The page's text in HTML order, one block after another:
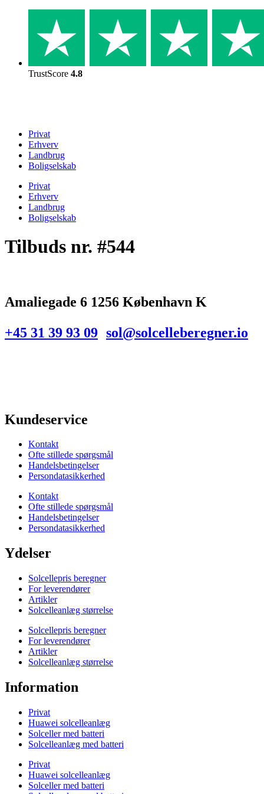
TrustScore 4.8
Privat
Erhverv
Landbrug
Boligselskab
Privat
Erhverv
Landbrug
Boligselskab
Tilbuds nr. #544
Amaliegade 6 1256 København K
+45 31 39 93 09 sol@solcelleberegner.io
Kundeservice
Kontakt
Ofte stillede spørgsmål
Handelsbetingelser
Persondatasikkerhed
Kontakt
Ofte stillede spørgsmål
Handelsbetingelser
Persondatasikkerhed
Ydelser
Solcellepris beregner
For leverendører
Artikler
Solcelleanlæg størrelse
Solcellepris beregner
For leverendører
Artikler
Solcelleanlæg størrelse
Information
Privat
Huawei solcelleanlæg
Solceller med batteri
Solcelleanlæg med batteri
Privat
Huawei solcelleanlæg
Solceller med batteri